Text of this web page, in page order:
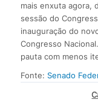
mais enxuta agora,
sessão do
inauguração do
Congresso
pauta com menos
Fonte: Senado